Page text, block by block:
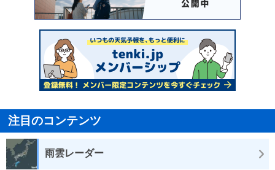
注目のコンテンツ
雨雲レーダー